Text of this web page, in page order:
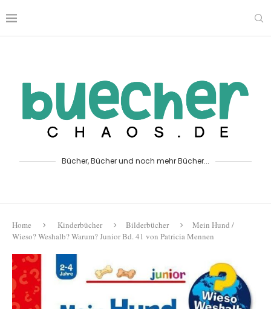
Bücher, Bücher und noch mehr Bücher...
Home Kinderbücher Bilderbücher
Mein Hund /
Wieso? Weshalb? Warum? Junior Bd. 41 von Patricia Mennen